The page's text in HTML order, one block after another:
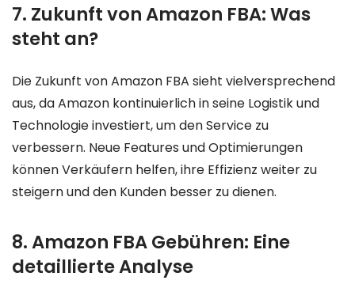
7. Zukunft von Amazon FBA: Was
steht an?
Die Zukunft von Amazon FBA sieht vielversprechend
aus, da Amazon kontinuierlich in seine Logistik und
Technologie investiert, um den Service zu
verbessern. Neue Features und Optimierungen
können Verkäufern helfen, ihre Effizienz weiter zu
steigern und den Kunden besser zu dienen.
8. Amazon FBA Gebühren: Eine
detaillierte Analyse